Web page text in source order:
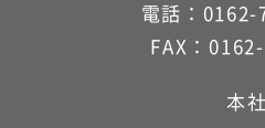
電話：
FAX：
本社